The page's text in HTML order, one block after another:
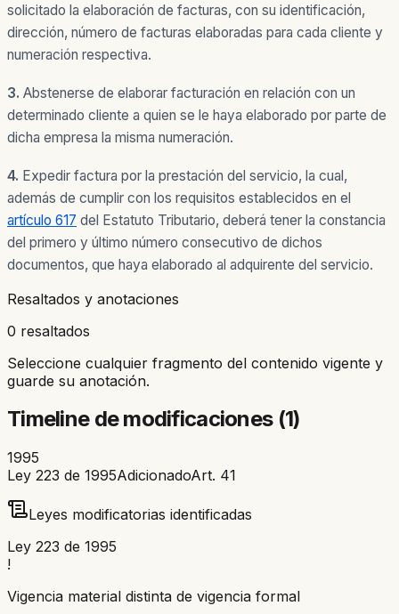
solicitado la elaboración de facturas, con su identificación,
dirección, número de facturas elaboradas para cada cliente y
numeración respectiva.
3. Abstenerse de elaborar facturación en relación con un
determinado cliente a quien se le haya elaborado por parte de
dicha empresa la misma numeración.
4. Expedir factura por la prestación del servicio, la cual,
además de cumplir con los requisitos establecidos en el
artículo 617 del Estatuto Tributario, deberá tener la constancia
del primero y último número consecutivo de dichos
documentos, que haya elaborado al adquirente del servicio.
Resaltados y anotaciones
0 resaltados
Seleccione cualquier fragmento del contenido vigente y
guarde su anotación.
Timeline de modificaciones (1)
1995
Ley 223 de 1995AdicionadoArt. 41
Leyes modificatorias identificadas
Ley 223 de 1995
!
Vigencia material distinta de vigencia formal